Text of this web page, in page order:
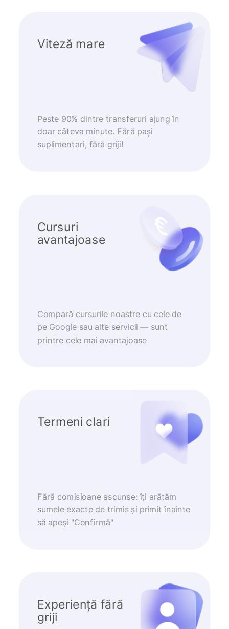
Viteză mare
Peste 90% dintre transferuri ajung în
doar câteva minute. Fără pași
suplimentari, fără griji!
Cursuri
avantajoase
Compară cursurile noastre cu cele de
pe Google sau alte servicii — sunt
printre cele mai avantajoase
Termeni clari
Fără comisioane ascunse: îți arătăm
sumele exacte de trimis și primit înainte
să apeși "Confirmă"
Experiență fără
griji